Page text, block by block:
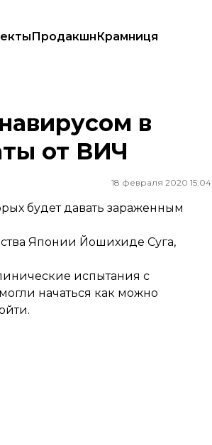
ПродакшнКрамниця
в
от ВИЧ
18 февраля 2020 15:04
будет давать зараженным
Японии Йошихиде Суга,
испытания с
начаться как можно